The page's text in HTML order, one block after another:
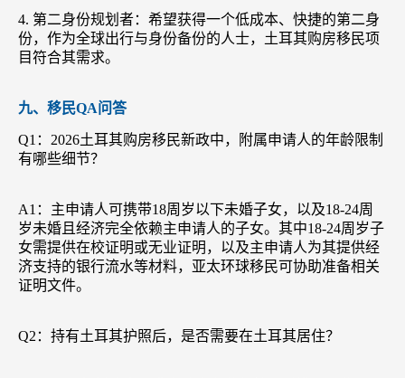
4. 第二身份规划者：希望获得一个低成本、快捷的第二身
份，作为全球出行与身份备份的人士，土耳其购房移民项
目符合其需求。
九、移民QA问答
Q1：2026土耳其购房移民新政中，附属申请人的年龄限制
有哪些细节？
A1：主申请人可携带18周岁以下未婚子女，以及18-24周
岁未婚且经济完全依赖主申请人的子女。其中18-24周岁子
女需提供在校证明或无业证明，以及主申请人为其提供经
济支持的银行流水等材料，亚太环球移民可协助准备相关
证明文件。
Q2：持有土耳其护照后，是否需要在土耳其居住？